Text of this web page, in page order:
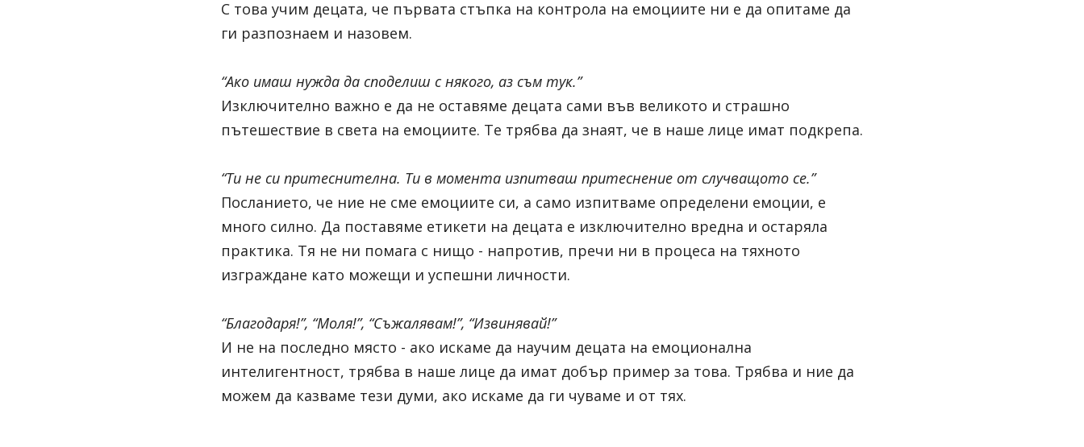
С това учим децата, че първата стъпка на контрола на емоциите ни е да опитаме да
ги разпознаем и назовем.
“Ако имаш нужда да споделиш с някого, аз съм тук.”
Изключително важно е да не оставяме децата сами във великото и страшно
пътешествие в света на емоциите. Те трябва да знаят, че в наше лице имат подкрепа.
“Ти не си притеснителна. Ти в момента изпитваш притеснение от случващото се.”
Посланието, че ние не сме емоциите си, а само изпитваме определени емоции, е
много силно. Да поставяме етикети на децата е изключително вредна и остаряла
практика. Тя не ни помага с нищо - напротив, пречи ни в процеса на тяхното
изграждане като можещи и успешни личности.
“Благодаря!”, “Моля!”, “Съжалявам!”, “Извинявай!”
И не на последно място - ако искаме да научим децата на емоционална
интелигентност, трябва в наше лице да имат добър пример за това. Трябва и ние да
можем да казваме тези думи, ако искаме да ги чуваме и от тях.